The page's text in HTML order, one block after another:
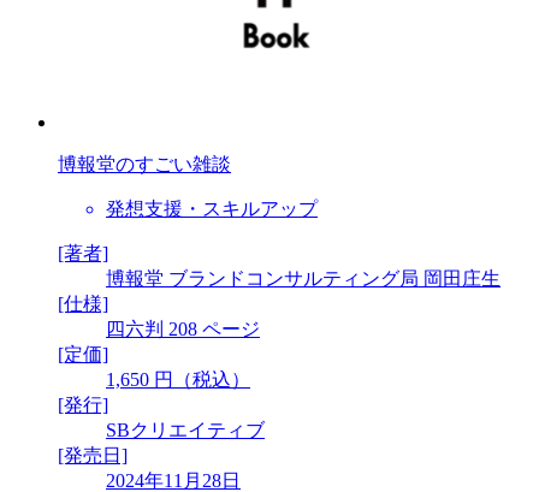
博報堂のすごい雑談
発想支援・スキルアップ
[著者]
博報堂 ブランドコンサルティング局 岡田庄生
[仕様]
四六判 208 ページ
[定価]
1,650 円（税込）
[発行]
SBクリエイティブ
[発売日]
2024年11月28日